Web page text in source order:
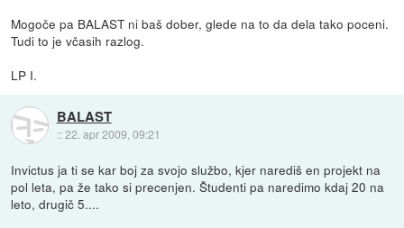
Mogoče pa BALAST ni baš dober, glede na to da dela tako poceni.
Tudi to je včasih razlog.
LP I.
BALAST
::22. apr 2009, 09:21
Invictus ja ti se kar boj za svojo službo, kjer narediš en projekt na
pol leta, pa že tako si precenjen. Študenti pa naredimo kdaj 20 na
leto, drugič 5....